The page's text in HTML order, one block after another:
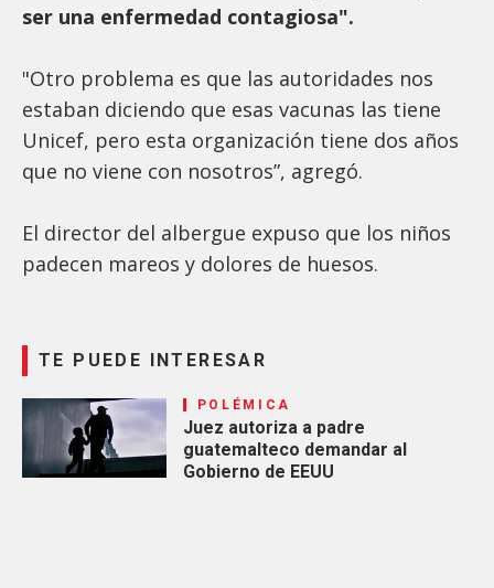
ser una enfermedad contagiosa".
"Otro problema es que las autoridades nos
estaban diciendo que esas vacunas las tiene
Unicef, pero esta organización tiene dos años
que no viene con nosotros”, agregó.
El director del albergue expuso que los niños
padecen mareos y dolores de huesos.
TE PUEDE INTERESAR
POLÉMICA
Juez autoriza a padre
guatemalteco demandar al
Gobierno de EEUU